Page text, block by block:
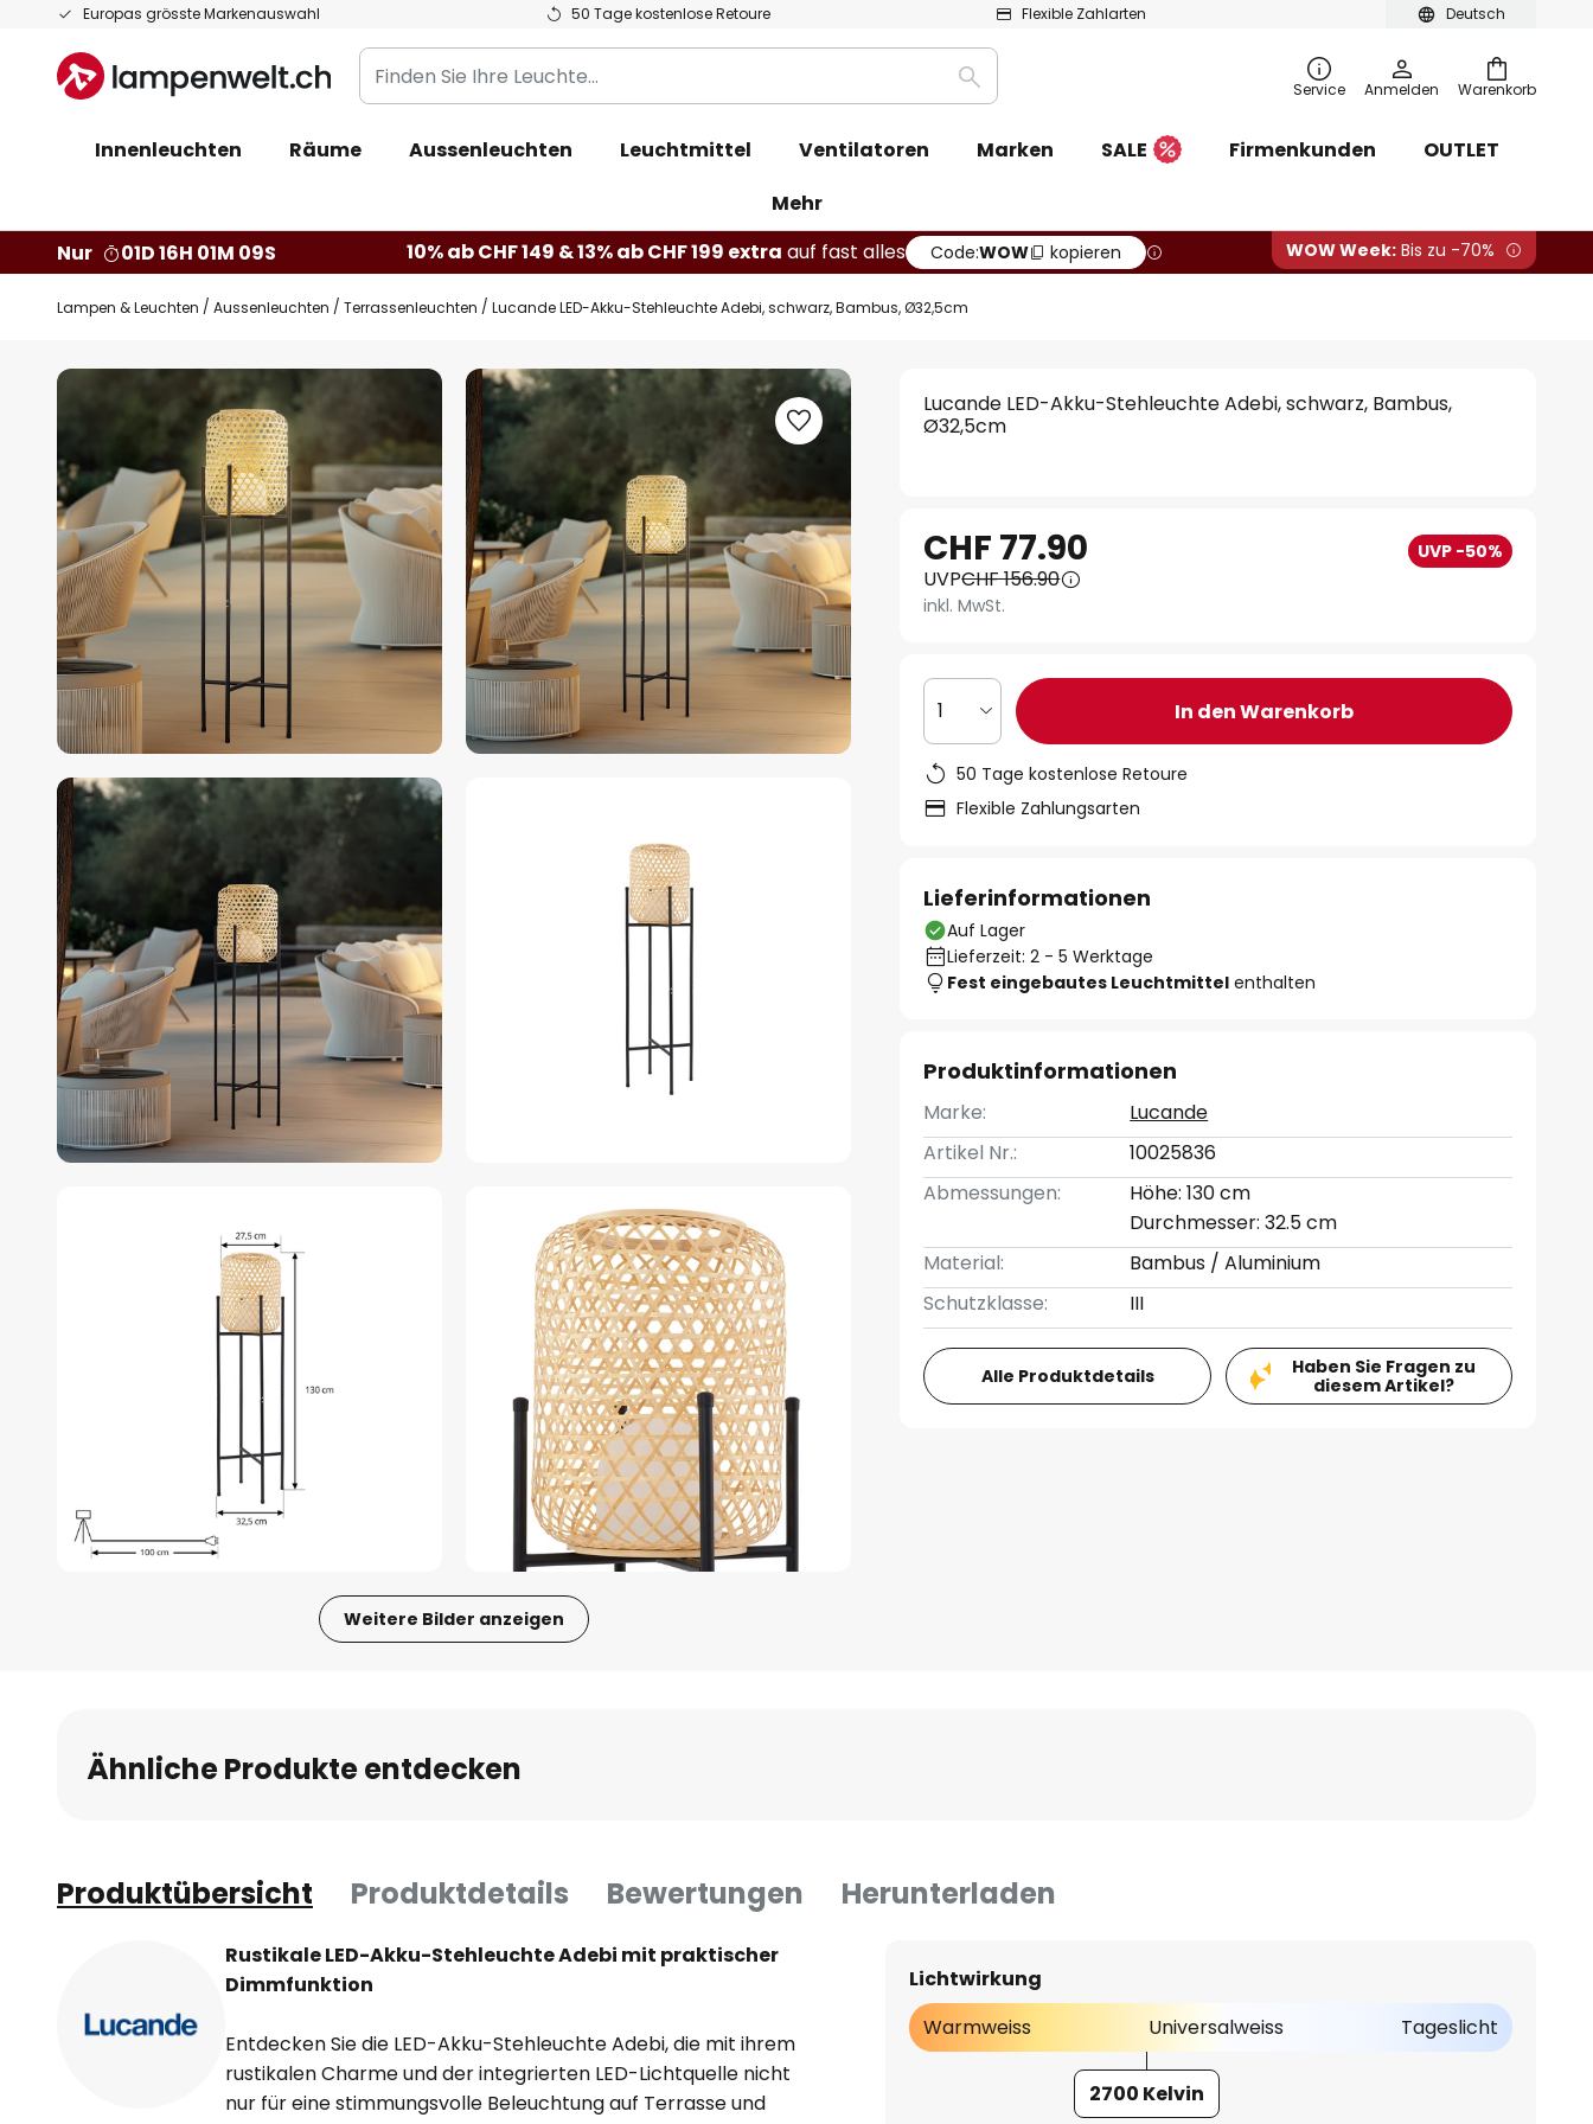
Deutsch
Europas grösste Markenauswahl 50 Tage kostenlose Retoure Flexible Zahlarten
Zum
springen
Warenkorb
Finden
Sie
Leuchte...
Suche Service Anmelden
Innenleuchten Räume Aussenleuchten Leuchtmittel Ventilatoren Marken SALE Firmenkunden
OUTLET
Mehr
Nur
01D 16H 01M 08S 10% ab CHF 149 & 13% ab CHF 199 extra auf fast alles Code:WOW kopieren WOW Week: Bis zu -70%
Lampen & Leuchten Aussenleuchten Terrassenleuchten Lucande LED-Akku-Stehleuchte Adebi, schwarz, Bambus, Ø32,5cm
Zum
Bildgalerie
springen
Weitere Bilder anzeigen
Bildgalerie
springen
Lucande LED-Akku-Stehleuchte Adebi, schwarz, Bambus,
Ø32,5cm
CHF 77.90 UVP -50%
UVPCHF 156.90
inkl. MwSt.
1 In den Warenkorb
50 Tage kostenlose Retoure
Flexible Zahlungsarten
Lieferinformationen
Auf Lager
Lieferzeit: 2 - 5 Werktage
Fest eingebautes Leuchtmittel enthalten
Produktinformationen
Marke:
Lucande
Artikel Nr.:
10025836
Abmessungen:
Höhe: 130 cm
Durchmesser: 32.5 cm
Material:
Bambus / Aluminium
Schutzklasse:
III
Alle Produktdetails
Haben Sie Fragen zu
diesem Artikel?
Ähnliche Produkte entdecken
Produktübersicht Produktdetails Bewertungen Herunterladen
Rustikale LED-Akku-Stehleuchte Adebi mit praktischer
Dimmfunktion
Entdecken Sie die LED-Akku-Stehleuchte Adebi, die mit ihrem
rustikalen Charme und der integrierten LED-Lichtquelle nicht
nur für eine stimmungsvolle Beleuchtung auf Terrasse und
Lichtwirkung
Warmweiss
Universalweiss Tageslicht
2700 Kelvin